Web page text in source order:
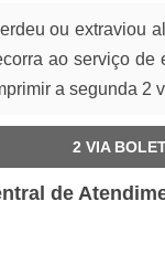
ou extraviou
ao serviço de
a segunda 2
2 VIA
de